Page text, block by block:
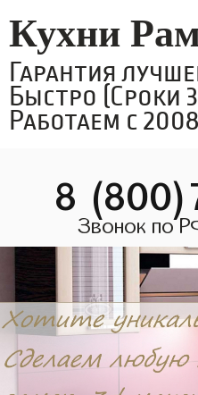
Кухни
Гарантия
Быстро (Сроки
Работаем с
8
Звонок по